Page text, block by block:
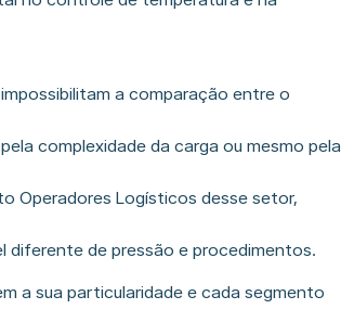
a comparação entre o
complexidade da carga ou mesmo pela
Operadores Logísticos desse setor,
diferente de pressão e procedimentos.
a sua particularidade e cada segmento